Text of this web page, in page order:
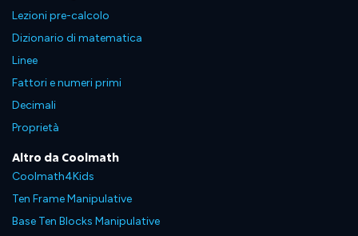
Lezioni pre-calcolo
Dizionario di matematica
Linee
Fattori e numeri primi
Decimali
Proprietà
Altro da Coolmath
Coolmath4Kids
Ten Frame Manipulative
Base Ten Blocks Manipulative